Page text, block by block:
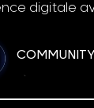
digitale